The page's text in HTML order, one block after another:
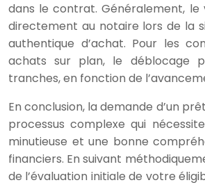
dans le contrat. Généralement,
directement au notaire lors de la
authentique d’achat. Pour les
achats sur plan, le déblocage
tranches, en fonction de
En conclusion, la demande d’un
processus complexe qui
minutieuse et une bonne
financiers. En suivant
de l’évaluation initiale de votre